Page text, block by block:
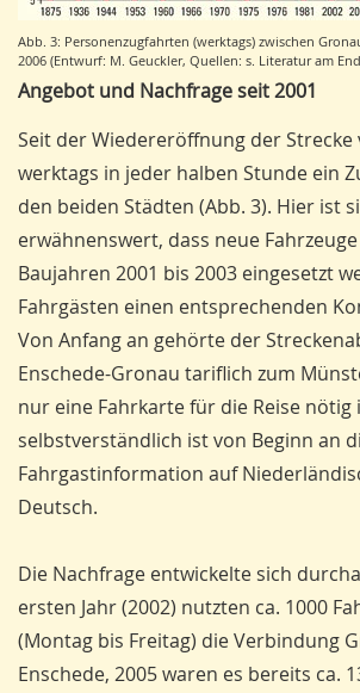
Abb. 3: Personenzugfahrten (werktags) zwischen
2006 (Entwurf: M. Geuckler, Quellen: s. Literatur am
Angebot und Nachfrage seit 2001
Seit der Wiedereröffnung der
werktags in jeder halben Stunde ein
den beiden Städten (Abb. 3). Hier ist
erwähnenswert, dass neue
Baujahren 2001 bis 2003 eingesetzt
Fahrgästen einen entsprechenden
Von Anfang an gehörte der
Enschede-Gronau tariflich zum
nur eine Fahrkarte für die Reise nötig
selbstverständlich ist von Beginn an
Fahrgastinformation auf
Deutsch.
Die Nachfrage entwickelte sich
ersten Jahr (2002) nutzten ca. 1000
(Montag bis Freitag) die Verbindung
Enschede, 2005 waren es bereits ca.